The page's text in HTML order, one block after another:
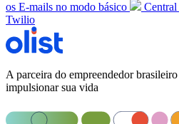
os E-mails no modo básico
Central
Twilio
A parceira do empreendedor
impulsionar sua vida